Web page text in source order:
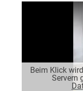
Beim Klick
Servern